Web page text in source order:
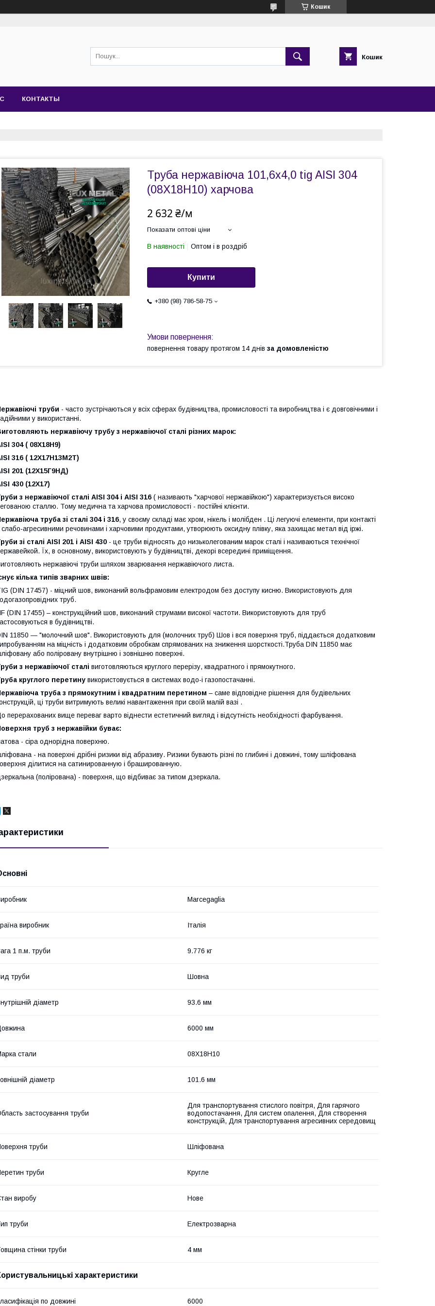
Кошик
Кошик
КОНТАКТЫ
Труба нержавіюча 101,6х4,0 tig AISI 304
(08Х18Н10) харчова
2 632 ₴/м
Показати оптові ціни
В наявності Оптом і в роздріб
Купити
+380 (98) 786-58-75
повернення товару протягом 14 днів за домовленістю
труби - часто зустрічаються у всіх сферах будівництва, промисловості та виробництва і є довговічними і
у використанні.
нержавіючу трубу з нержавіючої сталі різних марок:
304 ( 08Х18Н9)
316 ( 12Х17Н13М2Т)
201 (12Х15Г9НД)
430 (12Х17)
з нержавіючої сталі AISI 304 і AISI 316 ( називають "харчової нержавійкою") характеризується високо
сталлю. Тому медична та харчова промисловості - постійні клієнти.
труба зі сталі 304 і 316, у своєму складі має хром, нікель і молібден . Ці легуючі елементи, при контакті
слабо-агресивними речовинами і харчовими продуктами, утворюють оксидну плівку, яка захищає метал від іржі.
зі сталі AISI 201 і AISI 430 - це труби відносять до низьколегованим марок сталі і називаються технічної
Їх, в основному, використовують у будівництві, декорі всередині приміщення.
нержавіючі труби шляхом зварювання нержавіючого листа.
кілька типів зварних швів:
(DIN 17457) - міцний шов, виконаний вольфрамовим електродом без доступу кисню. Використовують для
труб.
(DIN 17455) – конструкційний шов, виконаний струмами високої частоти. Використовують для труб
в будівництві.
11850 ― "молочний шов". Використовують для (молочних труб) Шов і вся поверхня труб, піддається додатковим
на міцність і додатковим обробкам спрямованих на зниження шорсткості.Труба DIN 11850 має
або поліровану внутрішню і зовнішню поверхні.
з нержавіючої сталі виготовляються круглого перерізу, квадратного і прямокутного.
круглого перетину використовується в системах водо-і газопостачанні.
труба з прямокутним і квадратним перетином – саме відповідне рішення для будівельних
ці труби витримують великі навантаження при своїй малій вазі .
перерахованих вище переваг варто віднести естетичний вигляд і відсутність необхідності фарбування.
труб з нержавійки буває:
- сіра однорідна поверхню.
- на поверхні дрібні ризики від абразиву. Ризики бувають різні по глибині і довжині, тому шліфована
ділитися на сатинированную і брашированную.
(полірована) - поверхня, що відбиває за типом дзеркала.
Marcegaglia
виробник Італія
1 п.м. труби 9.776 кг
труби Шовна
діаметр 93.6 мм
6000 мм
стали 08Х18Н10
діаметр 101.6 мм
застосування труби
Для транспортування стислого повітря, Для гарячого
водопостачання, Для систем опалення, Для створення
конструкцій, Для транспортування агресивних середовищ
труби Шліфована
труби Кругле
виробу Нове
труби Електрозварна
стінки труби 4 мм
характеристики
по довжині 6000